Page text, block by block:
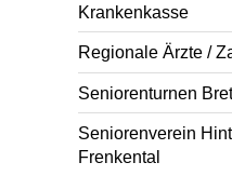
Krankenkasse
Regionale Ärzte /
Seniorenturnen
Seniorenverein
Frenkental